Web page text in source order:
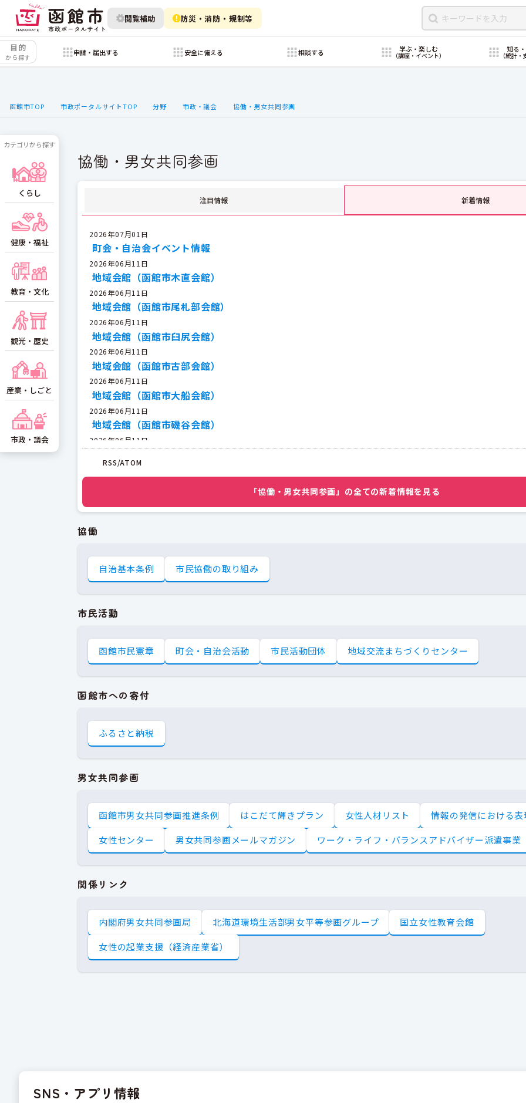
閲覧補助 防災・消防・規制等
目的
から探す
申請・届出する 安全に備える 相談する 学ぶ・楽しむ
（講座・イベント）
知る
（統計・
函館市TOP 市政ポータルサイトTOP 分野 市政・議会 協働・男女共同参画
協働・男女共同参画
注目情報 新着情報
2026年07月01日
町会・自治会イベント情報
2026年06月11日
地域会館（函館市木直会館）
2026年06月11日
地域会館（函館市尾札部会館）
2026年06月11日
地域会館（函館市臼尻会館）
2026年06月11日
地域会館（函館市古部会館）
2026年06月11日
地域会館（函館市大船会館）
2026年06月11日
地域会館（函館市磯谷会館）
2026年06月11日
2026年06月11日
企業向けセミナー・意見交換を開催しました（ジェンダーギャップ解消プロジェクト）
RSS/ATOM
「協働・男女共同参画」の全ての新着情報を見る
協働
自治基本条例 市民協働の取り組み
市民活動
函館市民憲章 町会・自治会活動 市民活動団体 地域交流まちづくりセンター
函館市への寄付
ふるさと納税
男女共同参画
函館市男女共同参画推進条例 はこだて輝きプラン 女性人材リスト
情報の発信における
女性センター
男女共同参画メールマガジン ワーク・ライフ・バランスアドバイザー派遣事業
関係リンク
内閣府男女共同参画局 北海道環境生活部男女平等参画グループ
国立女性教育会館
女性の起業支援（経済産業省）
カテゴリから探す
くらし
健康・福祉
教育・文化
観光・歴史
産業・しごと
市政・議会
SNS・アプリ情報